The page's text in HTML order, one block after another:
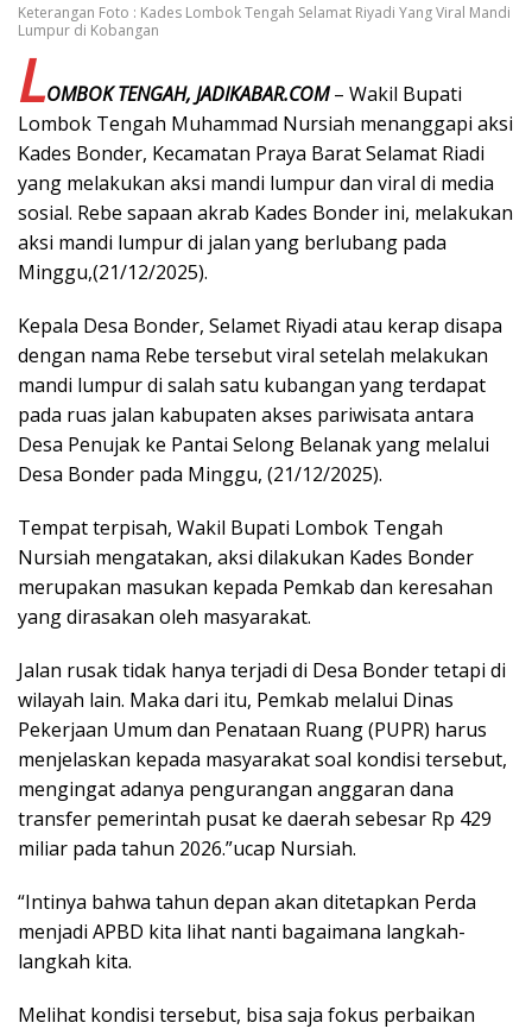
Keterangan Foto : Kades Lombok Tengah Selamat Riyadi Yang Viral Mandi
Lumpur di Kobangan
LOMBOK TENGAH, JADIKABAR.COM– Wakil Bupati
Lombok Tengah Muhammad Nursiah menanggapi aksi
Kades Bonder, Kecamatan Praya Barat Selamat Riadi
yang melakukan aksi mandi lumpur dan viral di media
sosial. Rebe sapaan akrab Kades Bonder ini, melakukan
aksi mandi lumpur di jalan yang berlubang pada
Minggu,(21/12/2025).
Kepala Desa Bonder, Selamet Riyadi atau kerap disapa
dengan nama Rebe tersebut viral setelah melakukan
mandi lumpur di salah satu kubangan yang terdapat
pada ruas jalan kabupaten akses pariwisata antara
Desa Penujak ke Pantai Selong Belanak yang melalui
Desa Bonder pada Minggu, (21/12/2025).
Tempat terpisah, Wakil Bupati Lombok Tengah
Nursiah mengatakan, aksi dilakukan Kades Bonder
merupakan masukan kepada Pemkab dan keresahan
yang dirasakan oleh masyarakat.
Jalan rusak tidak hanya terjadi di Desa Bonder tetapi di
wilayah lain. Maka dari itu, Pemkab melalui Dinas
Pekerjaan Umum dan Penataan Ruang (PUPR) harus
menjelaskan kepada masyarakat soal kondisi tersebut,
mengingat adanya pengurangan anggaran dana
transfer pemerintah pusat ke daerah sebesar Rp 429
miliar pada tahun 2026.”ucap Nursiah.
“Intinya bahwa tahun depan akan ditetapkan Perda
menjadi APBD kita lihat nanti bagaimana langkah-
langkah kita.
Melihat kondisi tersebut, bisa saja fokus perbaikan